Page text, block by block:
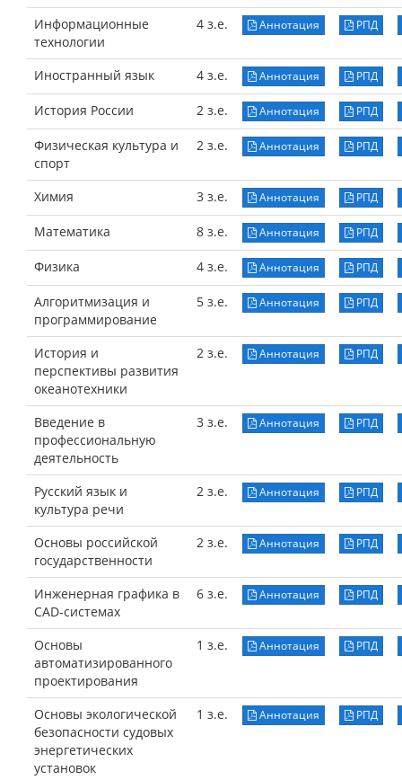
Информационные
технологии
4 з.е. Аннотация РПД
Иностранный язык 4 з.е. Аннотация РПД
История России 2 з.е. Аннотация РПД
Физическая культура и
спорт
2 з.е. Аннотация РПД
Химия 3 з.е. Аннотация РПД
Математика 8 з.е. Аннотация РПД
Физика 4 з.е. Аннотация РПД
Алгоритмизация и
программирование
5 з.е. Аннотация РПД
История и
перспективы развития
океанотехники
2 з.е. Аннотация РПД
Введение в
профессиональную
деятельность
3 з.е. Аннотация РПД
Русский язык и
культура речи
2 з.е. Аннотация РПД
Основы российской
государственности
2 з.е. Аннотация РПД
Инженерная графика в
CAD-системах
6 з.е. Аннотация РПД
Основы
автоматизированного
проектирования
1 з.е. Аннотация РПД
Основы экологической
безопасности судовых
энергетических
установок
1 з.е. Аннотация РПД